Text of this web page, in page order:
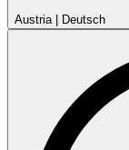
Austria| Deutsch